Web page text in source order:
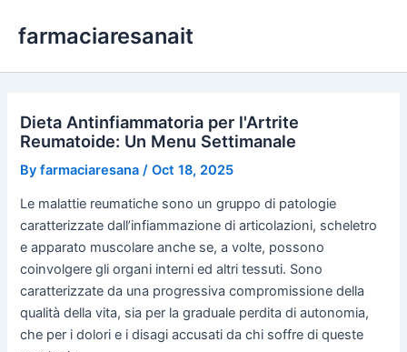
farmaciaresanait
Dieta Antinfiammatoria per l'Artrite
Reumatoide: Un Menu Settimanale
Byfarmaciaresana /Oct 18, 2025
Le malattie reumatiche sono un gruppo di patologie
caratterizzate dall’infiammazione di articolazioni, scheletro
e apparato muscolare anche se, a volte, possono
coinvolgere gli organi interni ed altri tessuti. Sono
caratterizzate da una progressiva compromissione della
qualità della vita, sia per la graduale perdita di autonomia,
che per i dolori e i disagi accusati da chi soffre di queste